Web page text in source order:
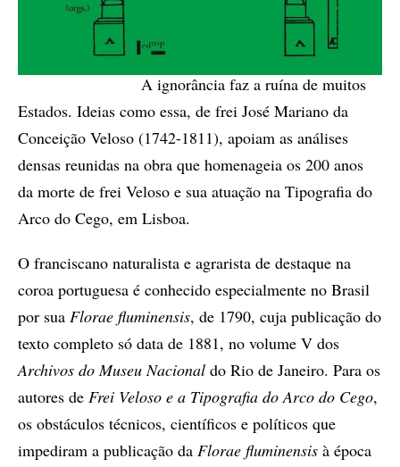
A ignorância faz a ruína de muitos
Estados. Ideias como essa, de frei José Mariano da
Conceição Veloso (1742-1811), apoiam as análises
densas reunidas na obra que homenageia os 200 anos
da morte de frei Veloso e sua atuação na Tipografia do
Arco do Cego, em Lisboa.
O franciscano naturalista e agrarista de destaque na
coroa portuguesa é conhecido especialmente no Brasil
por sua Florae fluminensis, de 1790, cuja publicação do
texto completo só data de 1881, no volume V dos
Archivos do Museu Nacional do Rio de Janeiro. Para os
autores de Frei Veloso e a Tipografia do Arco do Cego,
os obstáculos técnicos, científicos e políticos que
impediram a publicação da Florae fluminensis à época